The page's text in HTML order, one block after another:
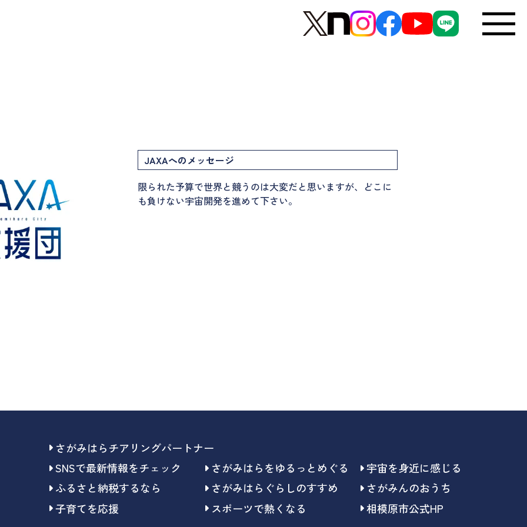
JAXAへのメッセージ
限られた予算で世界と競うのは大変だと思いますが、どこに
も負けない宇宙開発を進めて下さい。
さがみはらチアリングパートナー
SNSで最新情報をチェック
さがみはらをゆるっとめぐる
宇宙を身近に感じる
ふるさと納税するなら
さがみはらぐらしのすすめ
さがみんのおうち
子育てを応援
スポーツで熱くなる 相模原市公式HP